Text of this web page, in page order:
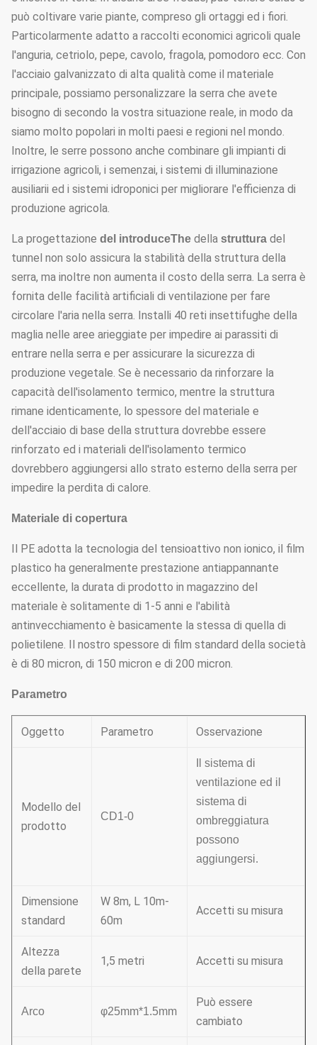
può coltivare varie piante, compreso gli ortaggi ed i fiori.
Particolarmente adatto a raccolti economici agricoli quale
l'anguria, cetriolo, pepe, cavolo, fragola, pomodoro ecc. Con
l'acciaio galvanizzato di alta qualità come il materiale
principale, possiamo personalizzare la serra che avete
bisogno di secondo la vostra situazione reale, in modo da
siamo molto popolari in molti paesi e regioni nel mondo.
Inoltre, le serre possono anche combinare gli impianti di
irrigazione agricoli, i semenzai, i sistemi di illuminazione
ausiliarii ed i sistemi idroponici per migliorare l'efficienza di
produzione agricola.
La progettazione del introduceThe della struttura del
tunnel non solo assicura la stabilità della struttura della
serra, ma inoltre non aumenta il costo della serra. La serra è
fornita delle facilità artificiali di ventilazione per fare
circolare l'aria nella serra. Installi 40 reti insettifughe della
maglia nelle aree arieggiate per impedire ai parassiti di
entrare nella serra e per assicurare la sicurezza di
produzione vegetale. Se è necessario da rinforzare la
capacità dell'isolamento termico, mentre la struttura
rimane identicamente, lo spessore del materiale e
dell'acciaio di base della struttura dovrebbe essere
rinforzato ed i materiali dell'isolamento termico
dovrebbero aggiungersi allo strato esterno della serra per
impedire la perdita di calore.
Materiale di copertura
Il PE adotta la tecnologia del tensioattivo non ionico, il film
plastico ha generalmente prestazione antiappannante
eccellente, la durata di prodotto in magazzino del
materiale è solitamente di 1-5 anni e l'abilità
antinvecchiamento è basicamente la stessa di quella di
polietilene. Il nostro spessore di film standard della società
è di 80 micron, di 150 micron e di 200 micron.
Parametro
Oggetto Parametro Osservazione
Modello del
prodotto
CD1-0
Il sistema di
ventilazione ed il
sistema di
ombreggiatura
possono
aggiungersi.
Dimensione
standard
W 8m, L 10m-
60m
Accetti su misura
Altezza
della parete
1,5 metri Accetti su misura
Arco φ25mm*1.5mm
Può essere
cambiato